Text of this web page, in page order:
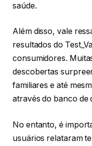
saúde.
Além disso, vale
resultados do
consumidores.
descobertas
familiares e até
através do banco de
No entanto, é
usuários relataram